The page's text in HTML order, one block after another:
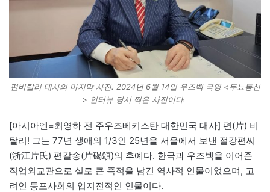
편비탈리 대사의 마지막 사진. 2024년 6월 14일 우즈벡 국영 <두뇨통신
> 인터뷰 당시 찍은 사진이다.
[아시아엔=최영하 전 주우즈베키스탄 대한민국 대사] 편(片) 비
탈리! 그는 77년 생애의 1/3인 25년을 서울에서 보낸 절강편씨
(浙江片氏) 편갈송(片碣頌)의 후예다. 한국과 우즈벡을 이어준
직업외교관으로 실로 큰 족적을 남긴 역사적 인물이었으며, 고
려인 동포사회의 입지전적인 인물이다.